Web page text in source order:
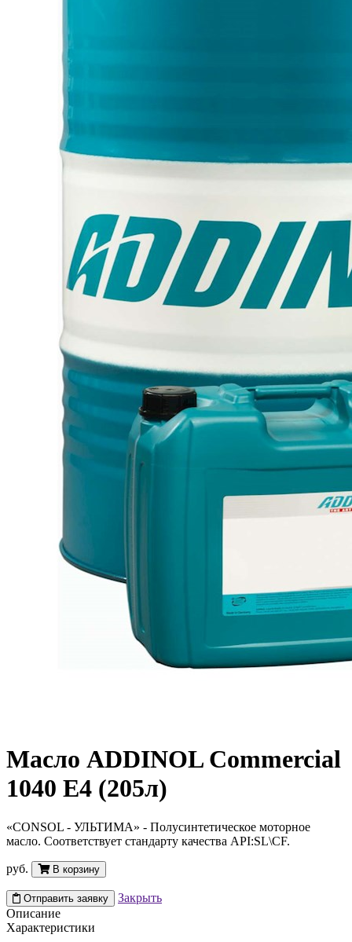
Масло ADDINOL Commercial
1040 E4 (205л)
«CONSOL - УЛЬТИМА» - Полусинтетическое моторное
масло. Соответствует стандарту качества API:SL\CF.
руб. В корзину
Отправить заявку
Закрыть
Описание
Характеристики